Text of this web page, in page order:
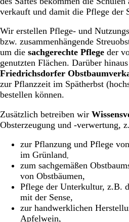
verkauft und damit die Pflege der
Wir erstellen Pflege- und
bzw. zusammenhängende
um die sachgerechte Pflege der
genutzten Flächen. Darüber
Friedrichsdorfer
zur Pflanzzeit im Spätherbst
bestellen können.
Zusätzlich betreiben wir
Obsterzeugung und -verwertung,
zur Pflanzung und Pflege
im Grünland,
zum sachgemäßen
von Obstbäumen,
Pflege der Unterkultur, z.B.
mit der Sense,
zur handwerklichen
Apfelwein,